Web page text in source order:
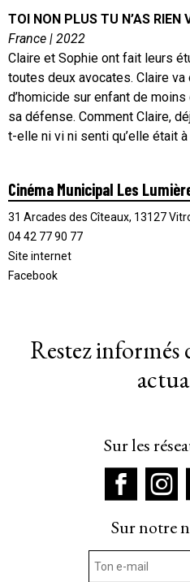
TOI NON PLUS TU N’AS
France | 2022
Claire et Sophie ont fait leurs
toutes deux avocates. Claire
d’homicide sur enfant de
sa défense. Comment Claire,
t-elle ni vi ni senti qu’elle était
Cinéma Municipal Les
31 Arcades des Cîteaux, 13127
04 42 77 90 77
Site internet
Facebook
Restez informés
Sur les
Sur notre